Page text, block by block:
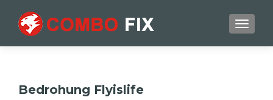
Bedrohung Flyislife